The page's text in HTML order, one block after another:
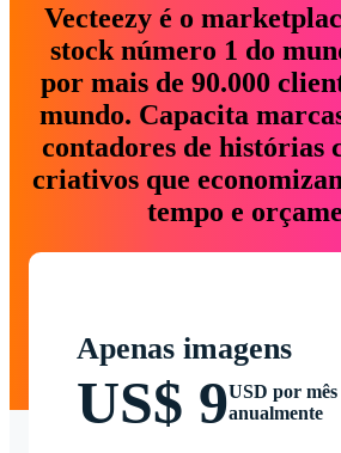
Vecteezy é o
stock número 1 do
por mais de 90.000
mundo. Capacita
contadores de histórias
criativos que
tempo e
Apenas imagens
US$ 9USD por
anualmente